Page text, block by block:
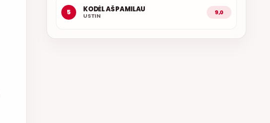
5 KODĖL AŠ PAMILAU
USTIN 9,0